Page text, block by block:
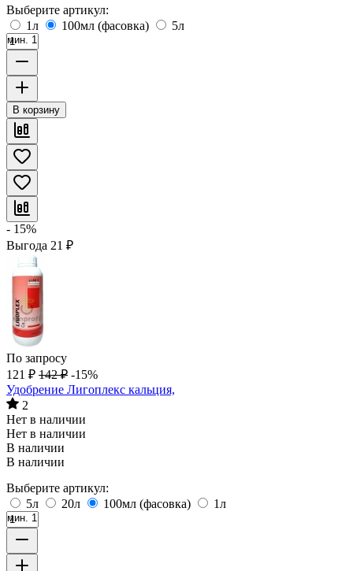
Выберите артикул:
1л
100мл (фасовка) 5л
мин. 1
В корзину
- 15%
Выгода 21 ₽
По запросу
121 ₽ 142 ₽ -15%
Удобрение Лигоплекс кальция,
2
Нет в наличии
Нет в наличии
В наличии
В наличии
Выберите артикул:
5л
20л 100мл (фасовка) 1л
мин. 1